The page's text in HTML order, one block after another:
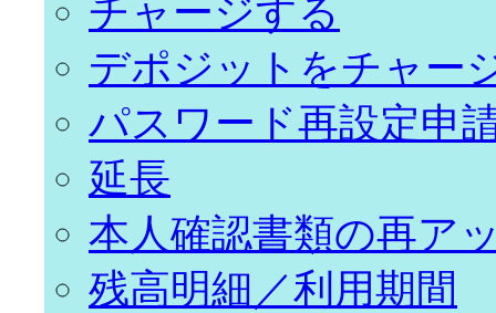
チャージする
デポジットをチャー
パスワード再設定申
延長
本人確認書類の再ア
残高明細／利用期間